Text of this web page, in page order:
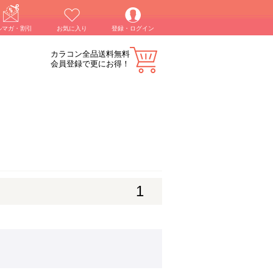
マガ・割引 お気に入り 登録・ログイン
カラコン全品送料無料
会員登録で更にお得！
1